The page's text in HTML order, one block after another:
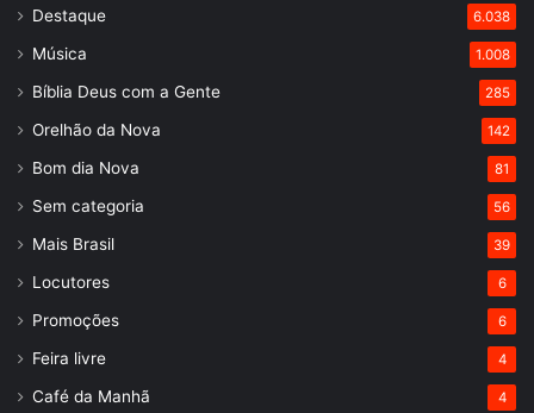
Destaque 6.038
Música 1.008
Bíblia Deus com a Gente 285
Orelhão da Nova 142
Bom dia Nova 81
Sem categoria 56
Mais Brasil 39
Locutores 6
Promoções 6
Feira livre 4
Café da Manhã 4